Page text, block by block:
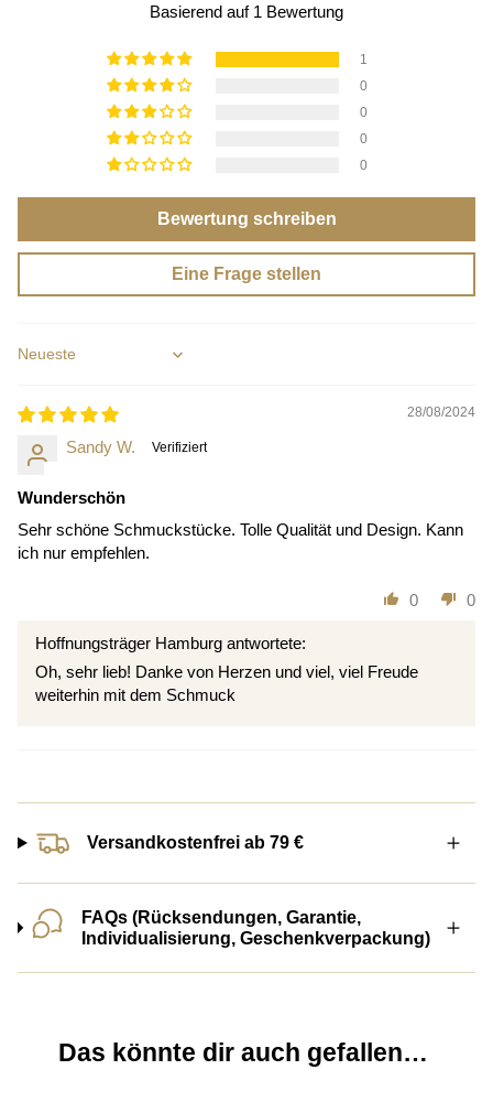
Basierend auf 1 Bewertung
1
0
0
0
0
Bewertung schreiben
Eine Frage stellen
Sort by
28/08/2024
Sandy W.
Wunderschön
Sehr schöne Schmuckstücke. Tolle Qualität und Design. Kann
ich nur empfehlen.
0 0
Hoffnungsträger Hamburg antwortete:
Oh, sehr lieb! Danke von Herzen und viel, viel Freude
weiterhin mit dem Schmuck
Versandkostenfrei ab 79 €
FAQs (Rücksendungen, Garantie,
Individualisierung, Geschenkverpackung)
Das könnte dir auch gefallen…